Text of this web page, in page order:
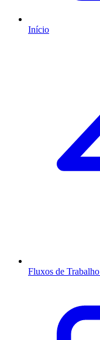
Início
Fluxos de Trabalho